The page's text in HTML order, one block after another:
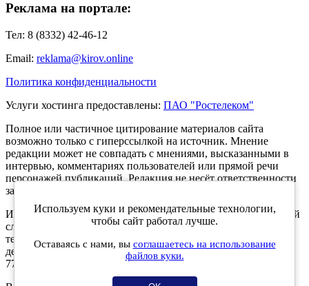
Реклама на портале:
Тел: 8 (8332) 42-46-12
Email: reklama@kirov.online
Политика конфиденциальности
Услуги хостинга предоставлены: ПАО "Ростелеком"
Полное или частичное цитирование материалов сайта
возможно только с гиперссылкой на источник. Мнение
редакции может не совпадать с мнениями, высказанными в
интервью, комментариях пользователей или прямой речи
персонажей публикаций. Редакция не несёт ответственности
за текст комментариев читателей.
Интернет-портал Kirov.online зарегистрирован в Федеральной
службе по надзору в сфере связи, информационных
технологий и массовых коммуникаций (Роскомнадзор) 5
декабря 2019 года. Регистрационный номер ЭЛ № ФС 77 -
77189.
Используем куки и рекомендательные технологии,
чтобы сайт работал лучше.
Оставаясь с нами, вы соглашаетесь на использование
файлов куки.